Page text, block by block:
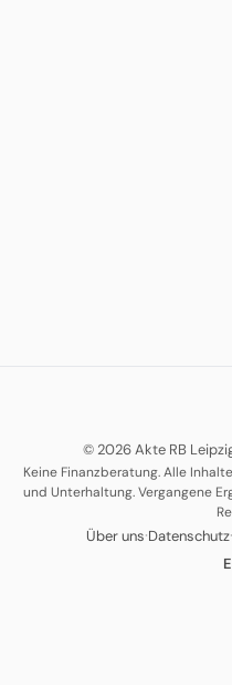
© 2026 Akte RB
Keine Finanzberatung. Alle
und Unterhaltung. Vergangene
Über uns·Datenschutz·